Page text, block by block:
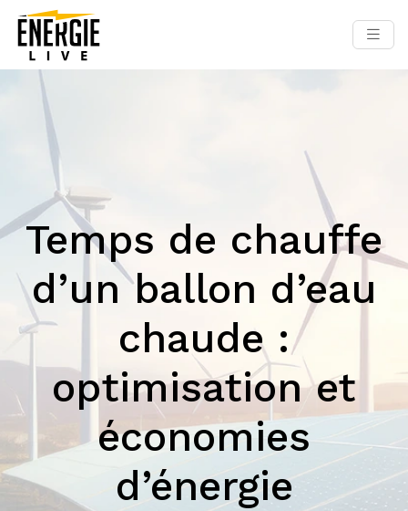
Temps de chauffe
d’un ballon d’eau
chaude :
optimisation et
économies
d’énergie